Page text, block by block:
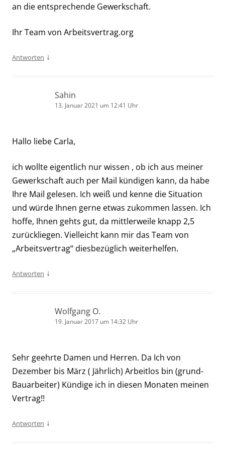
an die entsprechende Gewerkschaft.
Ihr Team von Arbeitsvertrag.org
Antworten ↓
Sahin
13. Januar 2021 um 12:41 Uhr
Hallo liebe Carla,
ich wollte eigentlich nur wissen , ob ich aus meiner
Gewerkschaft auch per Mail kündigen kann, da habe
Ihre Mail gelesen. Ich weiß und kenne die Situation
und würde Ihnen gerne etwas zukommen lassen. Ich
hoffe, Ihnen gehts gut, da mittlerweile knapp 2,5
zurückliegen. Vielleicht kann mir das Team von
„Arbeitsvertrag“ diesbezüglich weiterhelfen.
Antworten ↓
Wolfgang O.
19. Januar 2017 um 14:32 Uhr
Sehr geehrte Damen und Herren. Da Ich von
Dezember bis März ( Jährlich) Arbeitlos bin (grund-
Bauarbeiter) Kündige ich in diesen Monaten meinen
Vertrag!!
Antworten ↓